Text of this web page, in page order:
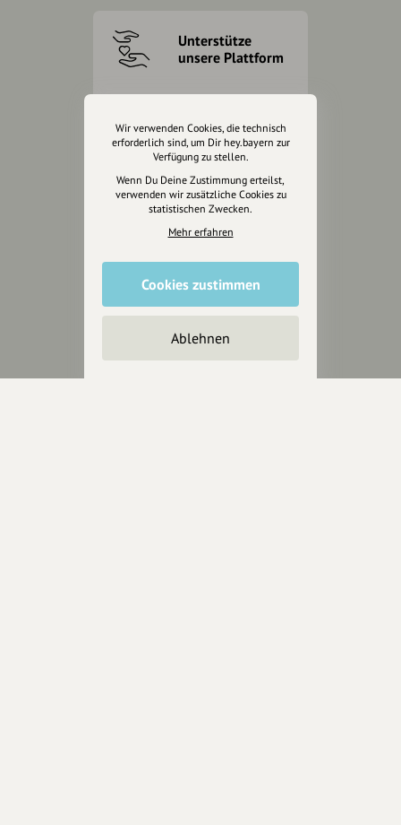
Unterstütze
unsere Plattform
uns für unsere Region und
für alle, die uns besuchen
wollen.
Inhalte vorschlagen
Jetzt unterstützen
Spendenquittung ausstellen.
Wir verwenden Cookies, die technisch
erforderlich sind, um Dir hey.bayern zur
Verfügung zu stellen.
Wenn Du Deine Zustimmung erteilst,
verwenden wir zusätzliche Cookies zu
statistischen Zwecken.
Mehr erfahren
Cookies zustimmen
Ablehnen